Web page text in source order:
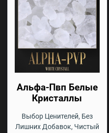
Альфа-Пвп Белые
Кристаллы
Выбор Ценителей, Без
Лишних Добавок, Чистый